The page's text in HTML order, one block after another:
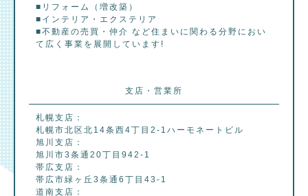
■リフォーム（増改築）
■インテリア・エクステリア
■不動産の売買・仲介 など住まいに関わる分野におい
て広く事業を展開しています!
支店・営業所
札幌支店：
札幌市北区北14条西4丁目2-1ハーモネートビル
旭川支店：
旭川市3条通20丁目942-1
帯広支店：
帯広市緑ヶ丘3条通6丁目43-1
道南支店：